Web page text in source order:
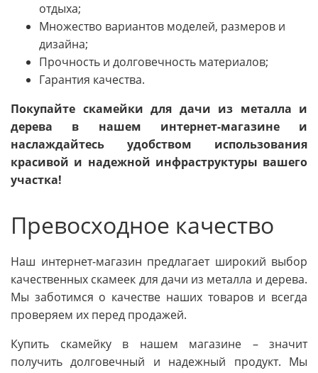
отдыха;
Множество вариантов моделей, размеров и
дизайна;
Прочность и долговечность материалов;
Гарантия качества.
Покупайте скамейки для дачи из металла и
дерева в нашем интернет-магазине и
наслаждайтесь удобством использования
красивой и надежной инфраструктуры вашего
участка!
Превосходное качество
Наш интернет-магазин предлагает широкий выбор
качественных скамеек для дачи из металла и дерева.
Мы заботимся о качестве наших товаров и всегда
проверяем их перед продажей.
Купить скамейку в нашем магазине – значит
получить долговечный и надежный продукт. Мы